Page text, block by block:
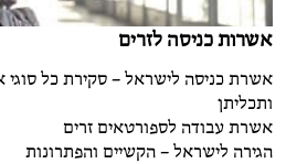
אשרות כניסה לזרים
אשרת כניסה לישראל – סקירת כל
ותכליתן
אשרת עבודה לספורטאים זרים
הגירה לישראל – הקשיים והפתרונות